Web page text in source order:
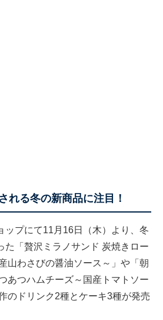
れる冬の新商品に注目！
ップにて11月16日（木）より、冬
た「贅沢ミラノサンド 炭焼きロー
山わさびの醤油ソース～」や「朝
あつハムチーズ～国産トマトソー
のドリンク2種とケーキ3種が発売